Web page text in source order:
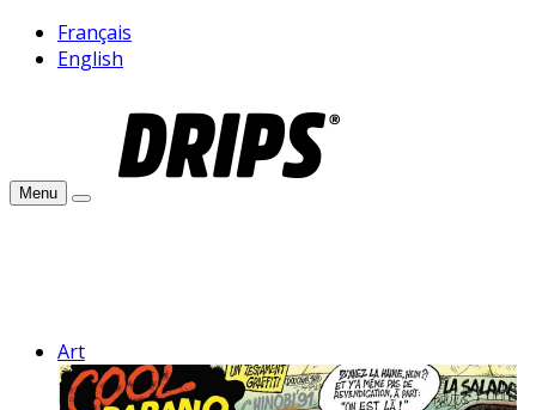
Français
English
Menu
Art